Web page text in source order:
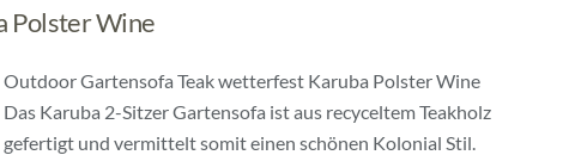
Polster Wine
Outdoor Gartensofa Teak wetterfest Karuba Polster Wine
Das Karuba 2-Sitzer Gartensofa ist aus recyceltem Teakholz
gefertigt und vermittelt somit einen schönen Kolonial Stil.